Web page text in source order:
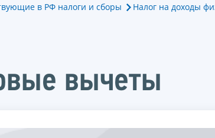
в РФ налоги и сборы
Налог на доходы
вычеты